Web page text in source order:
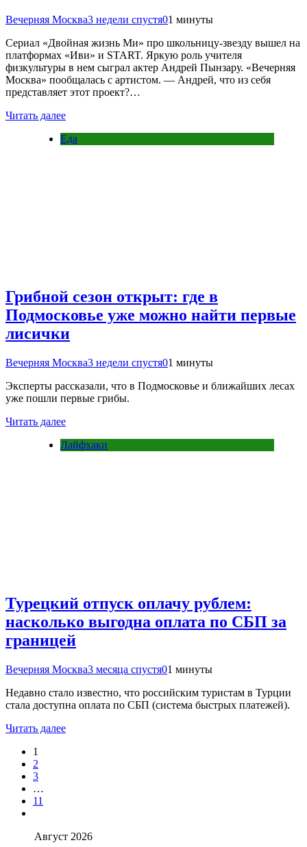
Вечерняя Москва3 недели спустя01 минуты
Сериал «Двойная жизнь Ми» про школьницу-звезду вышел на
платформах «Иви» и START. Яркую роль учителя
физкультуры в нем сыграл актер Андрей Пынзару. «Вечерняя
Москва» пообщалась с артистом. — Андрей, что из себя
представляет этот проект?…
Читать далее
Еда
Грибной сезон открыт: где в
Подмосковье уже можно найти первые
лисички
Вечерняя Москва3 недели спустя01 минуты
Эксперты рассказали, что в Подмосковье и ближайших лесах
уже пошли первые грибы.
Читать далее
Лайфхаки
Турецкий отпуск оплачу рублем:
насколько выгодна оплата по СБП за
границей
Вечерняя Москва3 месяца спустя01 минуты
Недавно стало известно, что российским туристам в Турции
стала доступна оплата по СБП (система быстрых платежей).
Читать далее
1
2
3
…
11
Август 2026